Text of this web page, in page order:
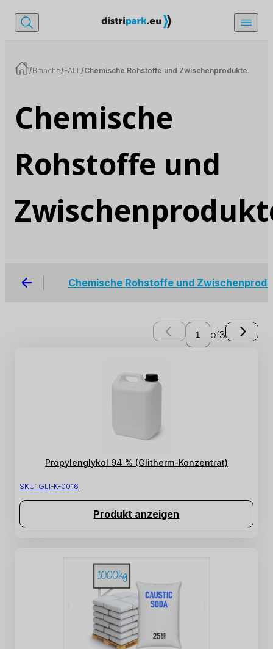
/Branche/FALL /Chemische Rohstoffe und Zwischenprodukte
Chemische
Rohstoffe und
Chemische Rohstoffe und
of3
Propylenglykol 94 % (Glitherm-Konzentrat)
SKU: GLI-K-0016
Produkt anzeigen